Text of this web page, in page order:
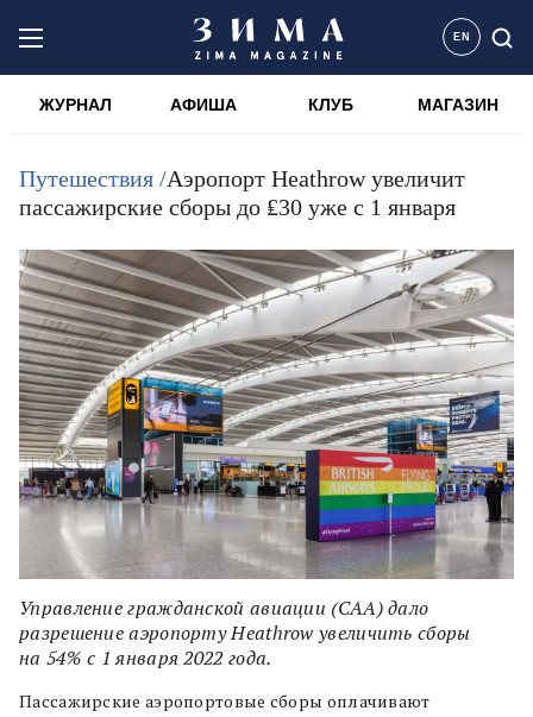
EN
ЖУРНАЛ АФИША КЛУБ МАГАЗИН
Путешествия /Аэропорт Heathrow увеличит
пассажирские сборы до ₤30 уже с 1 января
Управление гражданской авиации (CAA) дало
разрешение аэропорту Heathrow увеличить сборы
на 54% с 1 января 2022 года.
Пассажирские аэропортовые сборы оплачивают